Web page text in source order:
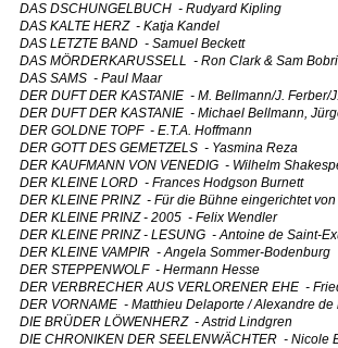
DAS DSCHUNGELBUCH - Rudyard Kipling
DAS KALTE HERZ - Katja Kandel
DAS LETZTE BAND - Samuel Beckett
DAS MÖRDERKARUSSELL - Ron Clark & Sam
DAS SAMS - Paul Maar
DER DUFT DER KASTANIE - M. Bellmann/J. Ferber/
DER DUFT DER KASTANIE - Michael Bellmann,
DER GOLDNE TOPF - E.T.A. Hoffmann
DER GOTT DES GEMETZELS - Yasmina Reza
DER KAUFMANN VON VENEDIG - Wilhelm
DER KLEINE LORD - Frances Hodgson Burnett
DER KLEINE PRINZ - Für die Bühne eingerichtet
DER KLEINE PRINZ - 2005 - Felix Wendler
DER KLEINE PRINZ - LESUNG - Antoine de Saint-
DER KLEINE VAMPIR - Angela Sommer-Bodenburg
DER STEPPENWOLF - Hermann Hesse
DER VERBRECHER AUS VERLORENER EHE -
DER VORNAME - Matthieu Delaporte / Alexandre de
DIE BRÜDER LÖWENHERZ - Astrid Lindgren
DIE CHRONIKEN DER SEELENWÄCHTER - Nicole